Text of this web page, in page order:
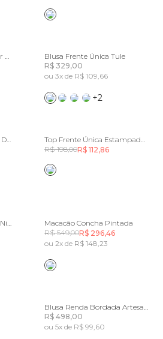
Blusa Estampada Souvenir Mar
Blusa Frente Única Tule
R$ 329,00
ou 3x de R$ 109,66
+2
Maiô Estampado Recanto Dos Coqueiros
Top Frente Única Estampado Guanacaste
R$ 198,00R$ 112,86
Vestido Curto Estampado Nina
Macacão Concha Pintada
R$ 549,00R$ 296,46
ou 2x de R$ 148,23
Blusa Renda Bordada Artesanal
R$ 498,00
ou 5x de R$ 99,60